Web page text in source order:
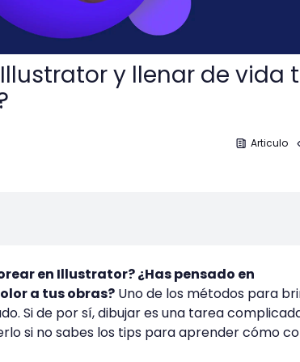
y llenar de vida
Articulo
en Illustrator? ¿Has pensado en
a tus obras? Uno de los métodos para
Si de por sí, dibujar es una tarea
si no sabes los tips para aprender cómo